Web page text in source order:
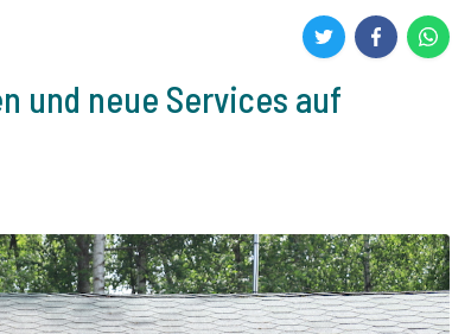
und neue Services auf